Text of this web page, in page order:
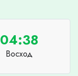
04:38
Восход